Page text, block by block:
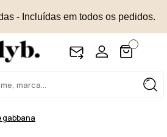
- Incluídas em todos os pedidos.
gabbana